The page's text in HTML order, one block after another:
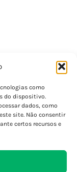
como
do dispositivo.
dados, como
site. Não consentir
certos recursos e